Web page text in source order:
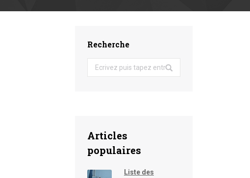
Recherche
Search:
Articles
populaires
Liste des